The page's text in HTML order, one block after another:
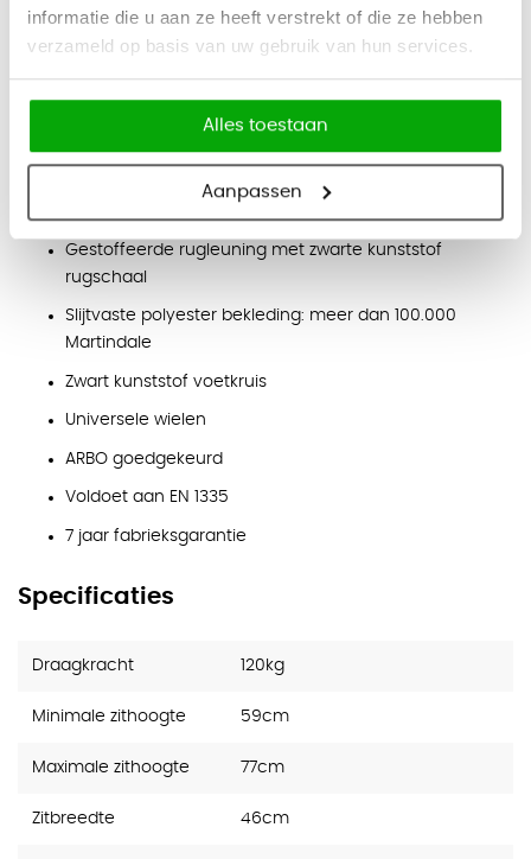
informatie die u aan ze heeft verstrekt of die ze hebben
verzameld op basis van uw gebruik van hun services.
Alles toestaan
Aanpassen
Rugleuning: in hoogte verstelbaar
Zitdiepte: verstelbaar
verstelbaar en verchroomd
Gestoffeerde rugleuning met zwarte kunststof
rugschaal
Slijtvaste polyester bekleding: meer dan 100.000
Martindale
Zwart kunststof voetkruis
Universele wielen
ARBO goedgekeurd
Voldoet aan EN 1335
7 jaar fabrieksgarantie
Specificaties
Draagkracht 120kg
Minimale zithoogte 59cm
Maximale zithoogte 77cm
Zitbreedte 46cm